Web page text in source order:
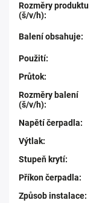
Rozměry produktu
(š/v/h):
Balení obsahuje:
Použití:
Průtok:
Rozměry balení
(š/v/h):
Napětí čerpadla:
Výtlak:
Stupeň krytí:
Příkon čerpadla:
Způsob instalace: